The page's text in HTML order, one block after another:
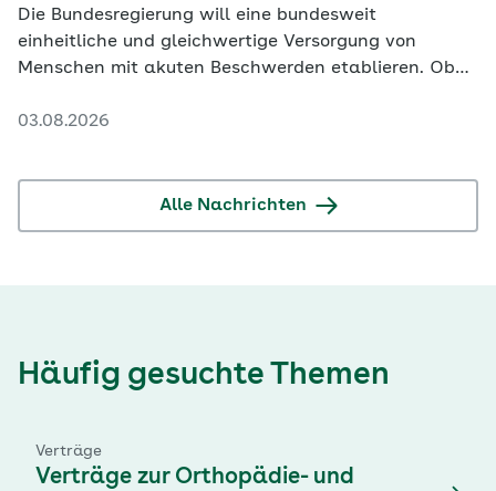
03.08.2026
Die Bundesregierung will eine bundesweit
einheitliche und gleichwertige Versorgung von
Menschen mit akuten Beschwerden etablieren. Ob
Alle Nachrichten
Häufig gesuchte Themen
Verträge
Verträge zur Orthopädie- und